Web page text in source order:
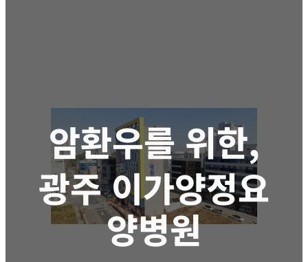
암환우를 위한,
광주 이가양정요
양병원